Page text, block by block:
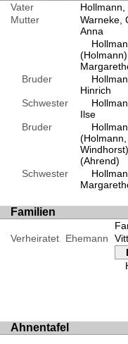
Vater
Hollmann,
Mutter
Warneke,
Anna
Bruder
Hinrich
Schwester
Ilse
Bruder
(Holmann,
(Ahrend)
Schwester
Familien
Verheiratet
Ehemann
Ahnentafel